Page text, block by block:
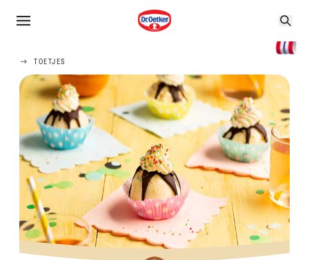
TOETJES